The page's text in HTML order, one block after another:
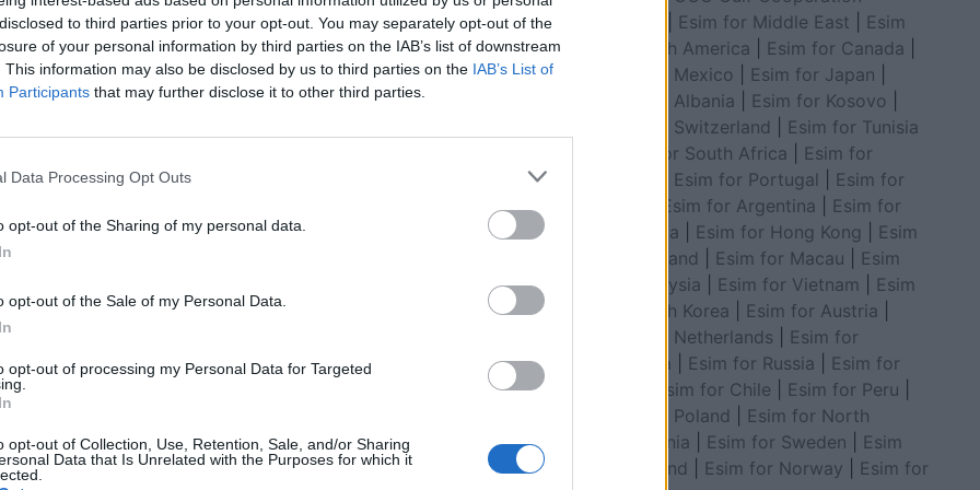
to third parties prior to your opt-out. You may separately opt-out of the
of your personal information by third parties on the IAB’s list of downstream
This information may also be disclosed by us to third parties on the IAB’s List of
Participants that may further disclose it to other third parties.
Data Processing Opt Outs
opt-out of the Sharing of my personal data.
opt-out of the Sale of my Personal Data.
opt-out of processing my Personal Data for Targeted
opt-out of Collection, Use, Retention, Sale, and/or Sharing
Data that Is Unrelated with the Purposes for which it
trofeun e parë në finale të
në karrierën si trajner dhe të
e famshme dhe
finale të Kupës së Italisë, të
Kundërshtari i tij në
vendosur të ardhmen e mesfushorit të
Esim for Middle East
Esim
for South America
Esim for Canada
Esim for Mexico
Esim for Japan
Esim for Albania
Esim for Kosovo
Esim for Switzerland
Esim for Tunisia
Esim for South Africa
Esim for
Esim for Portugal
Esim for
Esim for Argentina
Esim for
Colombia
Esim for Hong Kong
Esim
for Thailand
Esim for Macau
Esim
for Malaysia
Esim for Vietnam
Esim
for South Korea
Esim for Austria
Esim for Netherlands
Esim for
Australia
Esim for Russia
Esim for
Esim for Chile Esim for Peru
Esim for Poland
Esim for North
Macedonia
Esim for Sweden
Esim
for Finland
Esim for Norway
Esim for